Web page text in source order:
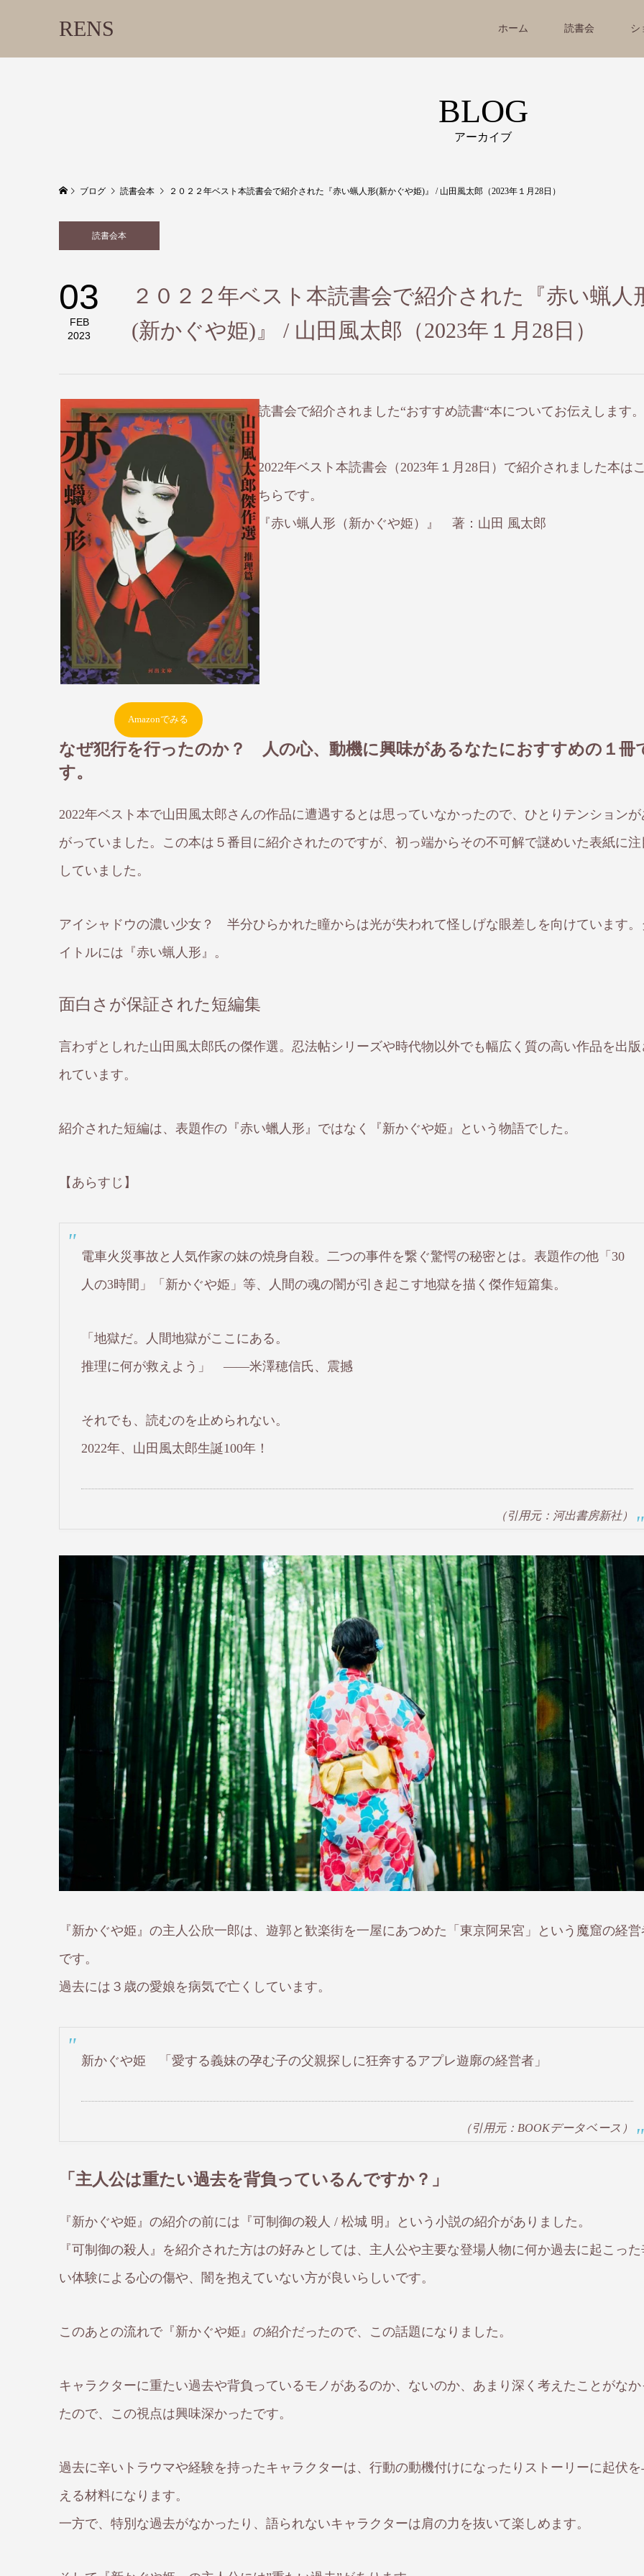
RENS ホーム 読書会 シ
BLOG
アーカイブ
ブログ 読書会本 ２０２２年ベスト本読書会で紹介された『赤い蝋人形(新かぐや姫)』 / 山田風太郎（2023年１月28日）
読書会本
03
FEB
2023
２０２２年ベスト本読書会で紹介された『赤い蝋人
(新かぐや姫)』 / 山田風太郎（2023年１月28日）
Amazonでみる
読書会で紹介されました“おすすめ読書“本についてお伝えします。
2022年ベスト本読書会（2023年１月28日）で紹介されました本は
ちらです。
『赤い蝋人形（新かぐや姫）』 著：山田 風太郎
なぜ犯行を行ったのか？ 人の心、動機に興味があるなたにおすすめの１冊
す。
2022年ベスト本で山田風太郎さんの作品に遭遇するとは思っていなかったので、ひとりテンションが
がっていました。この本は５番目に紹介されたのですが、初っ端からその不可解で謎めいた表紙に注
していました。
アイシャドウの濃い少女？ 半分ひらかれた瞳からは光が失われて怪しげな眼差しを向けています。
イトルには『赤い蝋人形』。
面白さが保証された短編集
言わずとしれた山田風太郎氏の傑作選。忍法帖シリーズや時代物以外でも幅広く質の高い作品を出版
れています。
紹介された短編は、表題作の『赤い蠟人形』ではなく『新かぐや姫』という物語でした。
【あらすじ】
電車火災事故と人気作家の妹の焼身自殺。二つの事件を繋ぐ驚愕の秘密とは。表題作の他「30
人の3時間」「新かぐや姫」等、人間の魂の闇が引き起こす地獄を描く傑作短篇集。
「地獄だ。人間地獄がここにある。
推理に何が救えよう」 ――米澤穂信氏、震撼
それでも、読むのを止められない。
2022年、山田風太郎生誕100年！
（引用元：河出書房新社）
『新かぐや姫』の主人公欣一郎は、遊郭と歓楽街を一屋にあつめた「東京阿呆宮」という魔窟の経営
です。
過去には３歳の愛娘を病気で亡くしています。
新かぐや姫 「愛する義妹の孕む子の父親探しに狂奔するアプレ遊廓の経営者」
（引用元：BOOKデータベース）
「主人公は重たい過去を背負っているんですか？」
『新かぐや姫』の紹介の前には『可制御の殺人 / 松城 明』という小説の紹介がありました。
『可制御の殺人』を紹介された方はの好みとしては、主人公や主要な登場人物に何か過去に起こった
い体験による心の傷や、闇を抱えていない方が良いらしいです。
このあとの流れで『新かぐや姫』の紹介だったので、この話題になりました。
キャラクターに重たい過去や背負っているモノがあるのか、ないのか、あまり深く考えたことがなか
たので、この視点は興味深かったです。
過去に辛いトラウマや経験を持ったキャラクターは、行動の動機付けになったりストーリーに起伏を
える材料になります。
一方で、特別な過去がなかったり、語られないキャラクターは肩の力を抜いて楽しめます。